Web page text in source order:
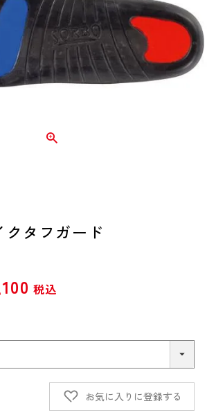
クタフガード
税込
お気に入りに登録する